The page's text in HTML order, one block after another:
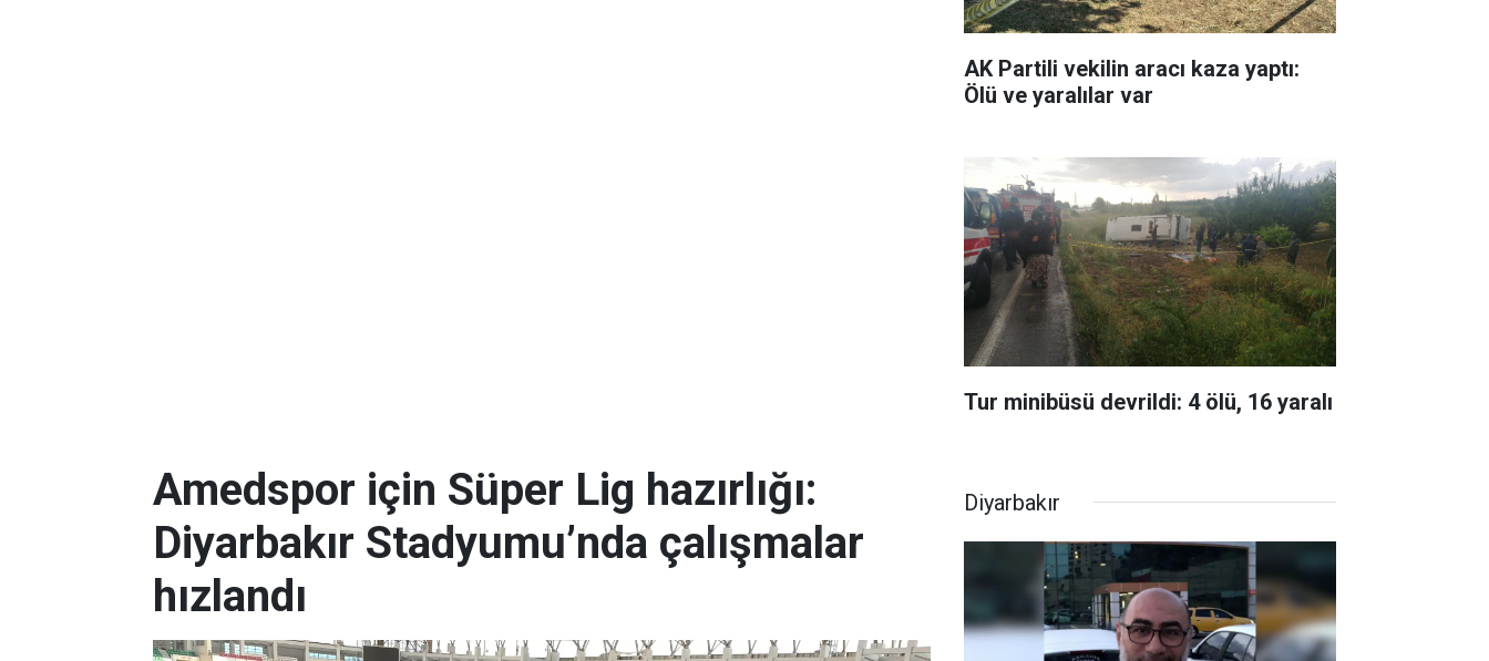
AK Partili vekilin aracı kaza yaptı:
Ölü ve yaralılar var
Tur minibüsü devrildi: 4 ölü, 16 yaralı
Amedspor için Süper Lig hazırlığı:
Diyarbakır Stadyumu’nda çalışmalar
hızlandı
Diyarbakır